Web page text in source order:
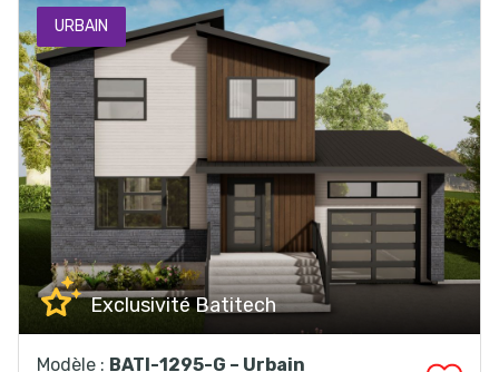
URBAIN
Exclusivité Batitech
Modèle : BATI-1295-G – Urbain